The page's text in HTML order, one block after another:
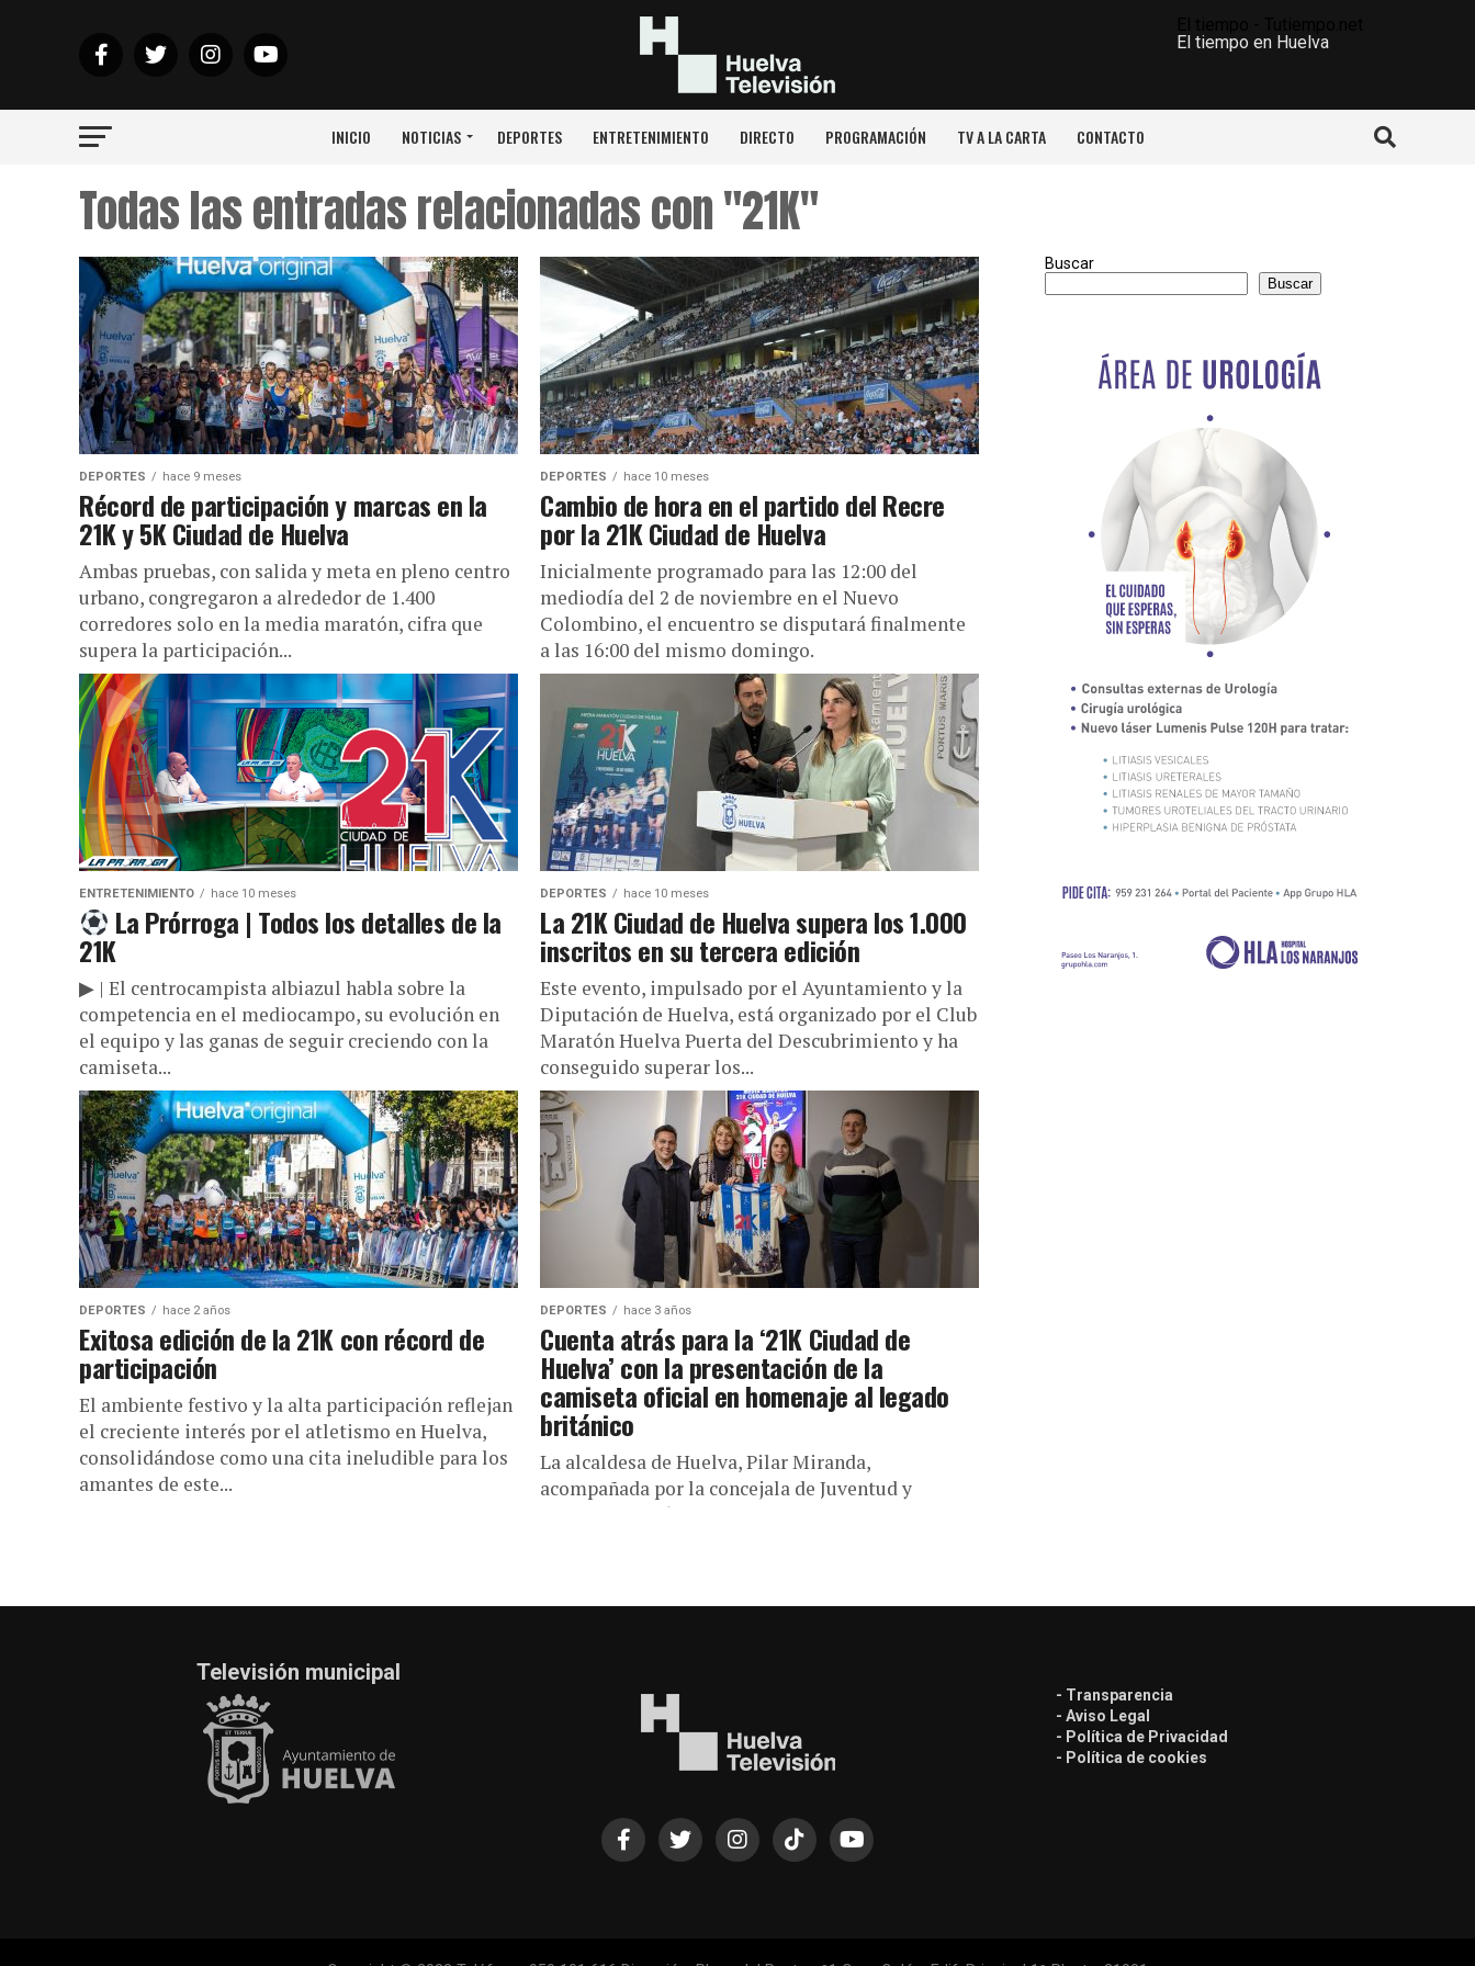
El tiempo en Huelva
INICIO NOTICIAS DEPORTES ENTRETENIMIENTO DIRECTO PROGRAMACIÓN TV A LA CARTA CONTACTO
Todas las entradas relacionadas con "21K"
DEPORTES hace 9 meses
Récord de participación y marcas en la
21K y 5K Ciudad de Huelva
Ambas pruebas, con salida y meta en pleno centro
urbano, congregaron a alrededor de 1.400
corredores solo en la media maratón, cifra que
supera la participación...
DEPORTES hace 10 meses
Cambio de hora en el partido del Recre
por la 21K Ciudad de Huelva
Inicialmente programado para las 12:00 del
mediodía del 2 de noviembre en el Nuevo
Colombino, el encuentro se disputará finalmente
a las 16:00 del mismo domingo.
ENTRETENIMIENTO hace 10 meses
La Prórroga | Todos los detalles de la
21K
▶ | El centrocampista albiazul habla sobre la
competencia en el mediocampo, su evolución en
el equipo y las ganas de seguir creciendo con la
camiseta...
DEPORTES hace 10 meses
La 21K Ciudad de Huelva supera los 1.000
inscritos en su tercera edición
Este evento, impulsado por el Ayuntamiento y la
Diputación de Huelva, está organizado por el Club
Maratón Huelva Puerta del Descubrimiento y ha
conseguido superar los...
DEPORTES hace 2 años
Exitosa edición de la 21K con récord de
participación
El ambiente festivo y la alta participación reflejan
el creciente interés por el atletismo en Huelva,
consolidándose como una cita ineludible para los
amantes de este...
DEPORTES hace 3 años
Cuenta atrás para la ‘21K Ciudad de
Huelva’ con la presentación de la
camiseta oficial en homenaje al legado
británico
La alcaldesa de Huelva, Pilar Miranda,
acompañada por la concejala de Juventud y
Deportes, María de la O Rubio, ha activado la
Buscar
Buscar
Televisión municipal
- Transparencia
- Aviso Legal
- Política de Privacidad
- Política de cookies